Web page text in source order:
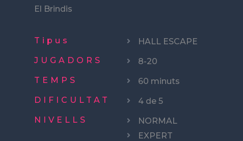
El Brindis
Tipus
HALL ESCAPE
JUGADORS
8-20
TEMPS
60 minuts
DIFICULTAT
4 de 5
NIVELLS
NORMAL
EXPERT